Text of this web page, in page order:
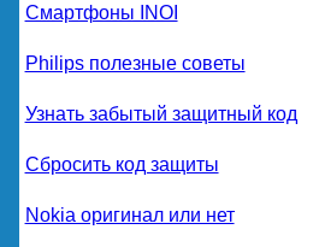
Смартфоны INOI
Philips полезные советы
Узнать забытый защитный код
Сбросить код защиты
Nokia оригинал или нет